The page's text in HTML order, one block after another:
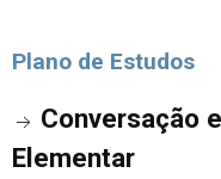
Plano de Estudos
Conversação
Elementar